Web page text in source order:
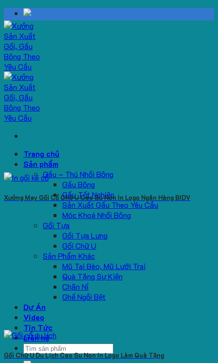
Skip
to
content
Trang chủ
Sản phẩm
Gấu – Thú Nhồi Bông
Gấu Bông
Gấu Tốt Nghiệp
Sản Xuất Gấu Theo Yêu Cầu
Móc Khoá Nhồi Bông
Gối Tựa
Gối Tựa Lưng
Gối Chữ U
Sản Phẩm Khác
Mũ Tai Bèo, Mũ Lưỡi Trai
Quà Tặng Sự Kiện
Chăn Nỉ
Ghế Ngồi Bệt
Dự Án
Video
Tin Tức
Liên hệ
Search
for:
Xưởng May Gối Cổ Chữ U Cao Su Non In Logo Ngân Hàng BIDV
Gối Chữ U Du Lịch Cao Su Non In Logo Làm Quà Tặng